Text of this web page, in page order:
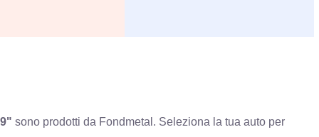
sono prodotti da Fondmetal. Seleziona la tua auto per